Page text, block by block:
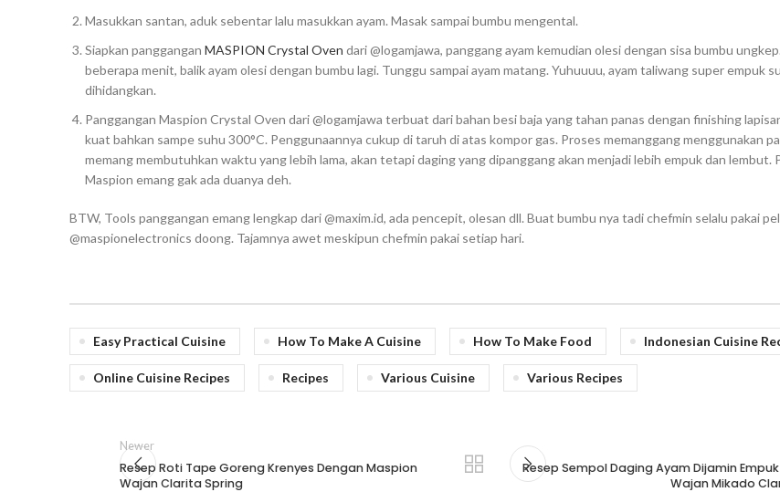
Masukkan santan, aduk sebentar lalu masukkan ayam. Masak sampai bumbu mengental.
Siapkan panggangan MASPION Crystal Oven dari @logamjawa, panggang ayam kemudian olesi dengan sisa bumbu
beberapa menit, balik ayam olesi dengan bumbu lagi. Tunggu sampai ayam matang. Yuhuuuu, ayam taliwang super empuk
dihidangkan.
Panggangan Maspion Crystal Oven dari @logamjawa terbuat dari bahan besi baja yang tahan panas dengan finishing
kuat bahkan sampe suhu 300°C. Penggunaannya cukup di taruh di atas kompor gas. Proses memanggang menggunakan
memang membutuhkan waktu yang lebih lama, akan tetapi daging yang dipanggang akan menjadi lebih empuk dan lembut.
Maspion emang gak ada duanya deh.
BTW, Tools panggangan emang lengkap dari @maxim.id, ada pencepit, olesan dll. Buat bumbu nya tadi chefmin selalu pakai
@maspionelectronics doong. Tajamnya awet meskipun chefmin pakai setiap hari.
Easy Practical Cuisine How To Make A Cuisine How To Make Food Indonesian Cuisine
Online Cuisine Recipes Recipes Various Cuisine Various Recipes
Newer
Resep Roti Tape Goreng Krenyes Dengan Maspion
Wajan Clarita Spring
Resep Sempol Daging Ayam Dijamin
Wajan Mikado